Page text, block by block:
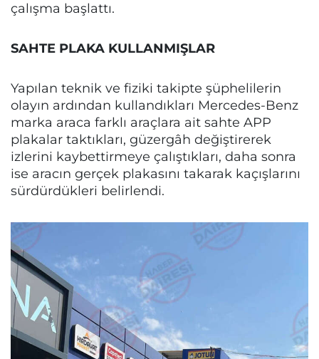
çalışma başlattı.
SAHTE PLAKA KULLANMIŞLAR
Yapılan teknik ve fiziki takipte şüphelilerin
olayın ardından kullandıkları Mercedes-Benz
marka araca farklı araçlara ait sahte APP
plakalar taktıkları, güzergâh değiştirerek
izlerini kaybettirmeye çalıştıkları, daha sonra
ise aracın gerçek plakasını takarak kaçışlarını
sürdürdükleri belirlendi.